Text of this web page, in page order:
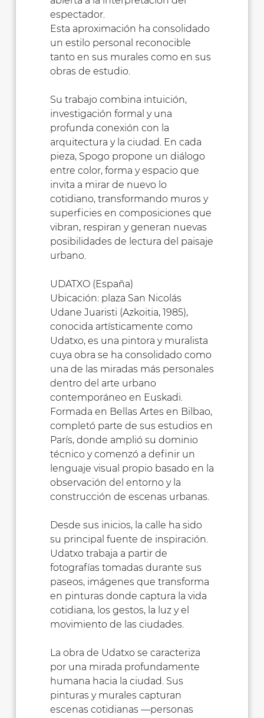
espectador.
Esta aproximación ha consolidado
un estilo personal reconocible
tanto en sus murales como en sus
obras de estudio.
Su trabajo combina intuición,
investigación formal y una
profunda conexión con la
arquitectura y la ciudad. En cada
pieza, Spogo propone un diálogo
entre color, forma y espacio que
invita a mirar de nuevo lo
cotidiano, transformando muros y
superficies en composiciones que
vibran, respiran y generan nuevas
posibilidades de lectura del paisaje
urbano.
UDATXO (España)
Ubicación: plaza San Nicolás
Udane Juaristi (Azkoitia, 1985),
conocida artísticamente como
Udatxo, es una pintora y muralista
cuya obra se ha consolidado como
una de las miradas más personales
dentro del arte urbano
contemporáneo en Euskadi.
Formada en Bellas Artes en Bilbao,
completó parte de sus estudios en
París, donde amplió su dominio
técnico y comenzó a definir un
lenguaje visual propio basado en la
observación del entorno y la
construcción de escenas urbanas.
Desde sus inicios, la calle ha sido
su principal fuente de inspiración.
Udatxo trabaja a partir de
fotografías tomadas durante sus
paseos, imágenes que transforma
en pinturas donde captura la vida
cotidiana, los gestos, la luz y el
movimiento de las ciudades.
La obra de Udatxo se caracteriza
por una mirada profundamente
humana hacia la ciudad. Sus
pinturas y murales capturan
escenas cotidianas —personas